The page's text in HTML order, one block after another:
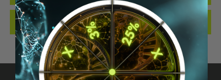
BEWERTUNGEN